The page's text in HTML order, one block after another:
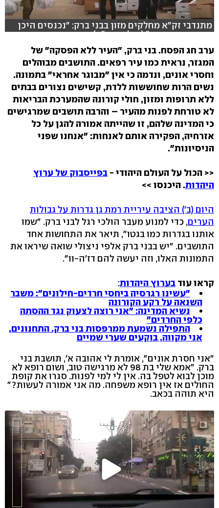
מתנדבי זק"א מחלקים מזון בבני ברק: "נכנסים היכן
שהרשויות קרסו" (צילום: זק"א)
ערב חג הפסח. בני ברק, "העיר ללא הפסקה" של
המגזר, נראית כמו עיר רפאים. התושבים מבוהלים
וחסרי אונים, ונדמה כי אין "מבוגר אחראי" בתמונה.
נשים הרות שחוששות ללדת, קשישים נצורים בבתים
ללא תרופות ומזון, חולי קורונה שהמערכת הבריאות
לא טורחת לפנות מהעיר – והרבה תושבים שמרגישים
כי המדינה שלהם, זו שהייתה אמורה להגן על כל
אזרחיה, הפקירה אותם לאנחות: "אנחנו שפני
הניסיונות".
<< הכול על העולם היהודי - בפייסבוק של ערוץ
היהדות. היכנסו >>
היום (ב') הציבה עיריית רמת גן גדרות על גבולות
הערים, כדי למנוע מעבר הולכי רגל לבני ברק. "שמו
אותנו בגדרות כמו בגטו", תיאר את התחושות אחד
התושבים. "יש בבני ברק אלפי ניצולי שואה שיראו את
התמונות האלו, וזה יעשה להם דז'ה-וו".
קראו עוד בערוץ היהדות:
"עשינו רגרסיה ביחסי חרדים-חילונים": משבר
השנאה על רקע הקורונה
נשיא המדינה: "אני רוצה לצעוק נגד ההסתה
כלפי החרדים"
התפילה נשמעת ממרפסות בני ברק. התחנונים,
אני מקווה, בוקעים שערי שמיים
"אני חסרת אונים", אומרת לי אהובה א', תושבת בני
ברק. "אמא שלי בת 98 לא מרגישה טוב, ושום רופא לא
מוכן לבוא לטפל בה. אין לי למי לפנות. סגרו את קופת
החולים אז אין רופא משפחה. מה אני אמורה לעשות?"
היא תוהה בכאב.